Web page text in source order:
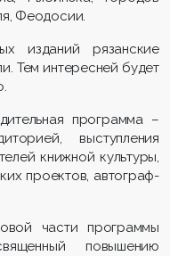
Феодосии.
изданий рязанские
Тем интересней будет
программа –
выступления
книжной культуры,
проектов, автограф-
части программы
повышению